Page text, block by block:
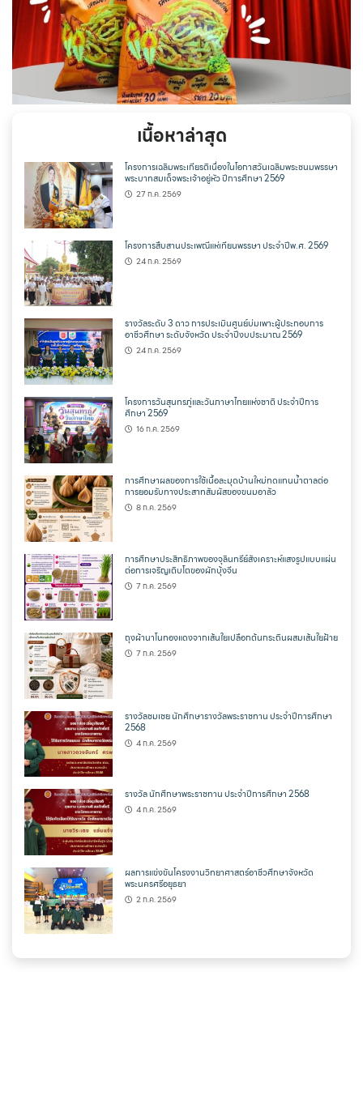
เนื้อหาล่าสุด
โครงการเฉลิมพระเกียรติเนื่องในโอกาสวันเฉลิมพระชนมพรรษา
พระบาทสมเด็จพระเจ้าอยู่หัว ปีการศึกษา 2569
27 ก.ค. 2569
โครงการสืบสานประเพณีแห่เทียนพรรษา ประจำปีพ.ศ. 2569
24 ก.ค. 2569
รางวัลระดับ 3 ดาว การประเมินศูนย์บ่มเพาะผู้ประกอบการ
อาชีวศึกษา ระดับจังหวัด ประจำปีงบประมาณ 2569
24 ก.ค. 2569
โครงการวันสุนทรภู่และวันภาษาไทยแห่งชาติ ประจำปีการ
ศึกษา 2569
16 ก.ค. 2569
การศึกษาผลของการใช้เนื้อละมุดบ้านใหม่ทดแทนน้ำตาลต่อ
การยอมรับทางประสาทสัมผัสของขนมอาลัว
8 ก.ค. 2569
การศึกษาประสิทธิภาพของจุลินทรีย์สังเคราะห์แสงรูปแบบแผ่น
ต่อการเจริญเติบโตของผักบุ้งจีน
7 ก.ค. 2569
ถุงผ้านาโนทองแดงจากเส้นใยเปลือกต้นกระถินผสมเส้นใยฝ้าย
7 ก.ค. 2569
รางวัลชมเชย นักศึกษารางวัลพระราชทาน ประจำปีการศึกษา
2568
4 ก.ค. 2569
รางวัล นักศึกษาพระราชทาน ประจำปีการศึกษา 2568
4 ก.ค. 2569
ผลการแข่งขันโครงงานวิทยาศาสตร์อาชีวศึกษาจังหวัด
พระนครศรีอยุธยา
2 ก.ค. 2569